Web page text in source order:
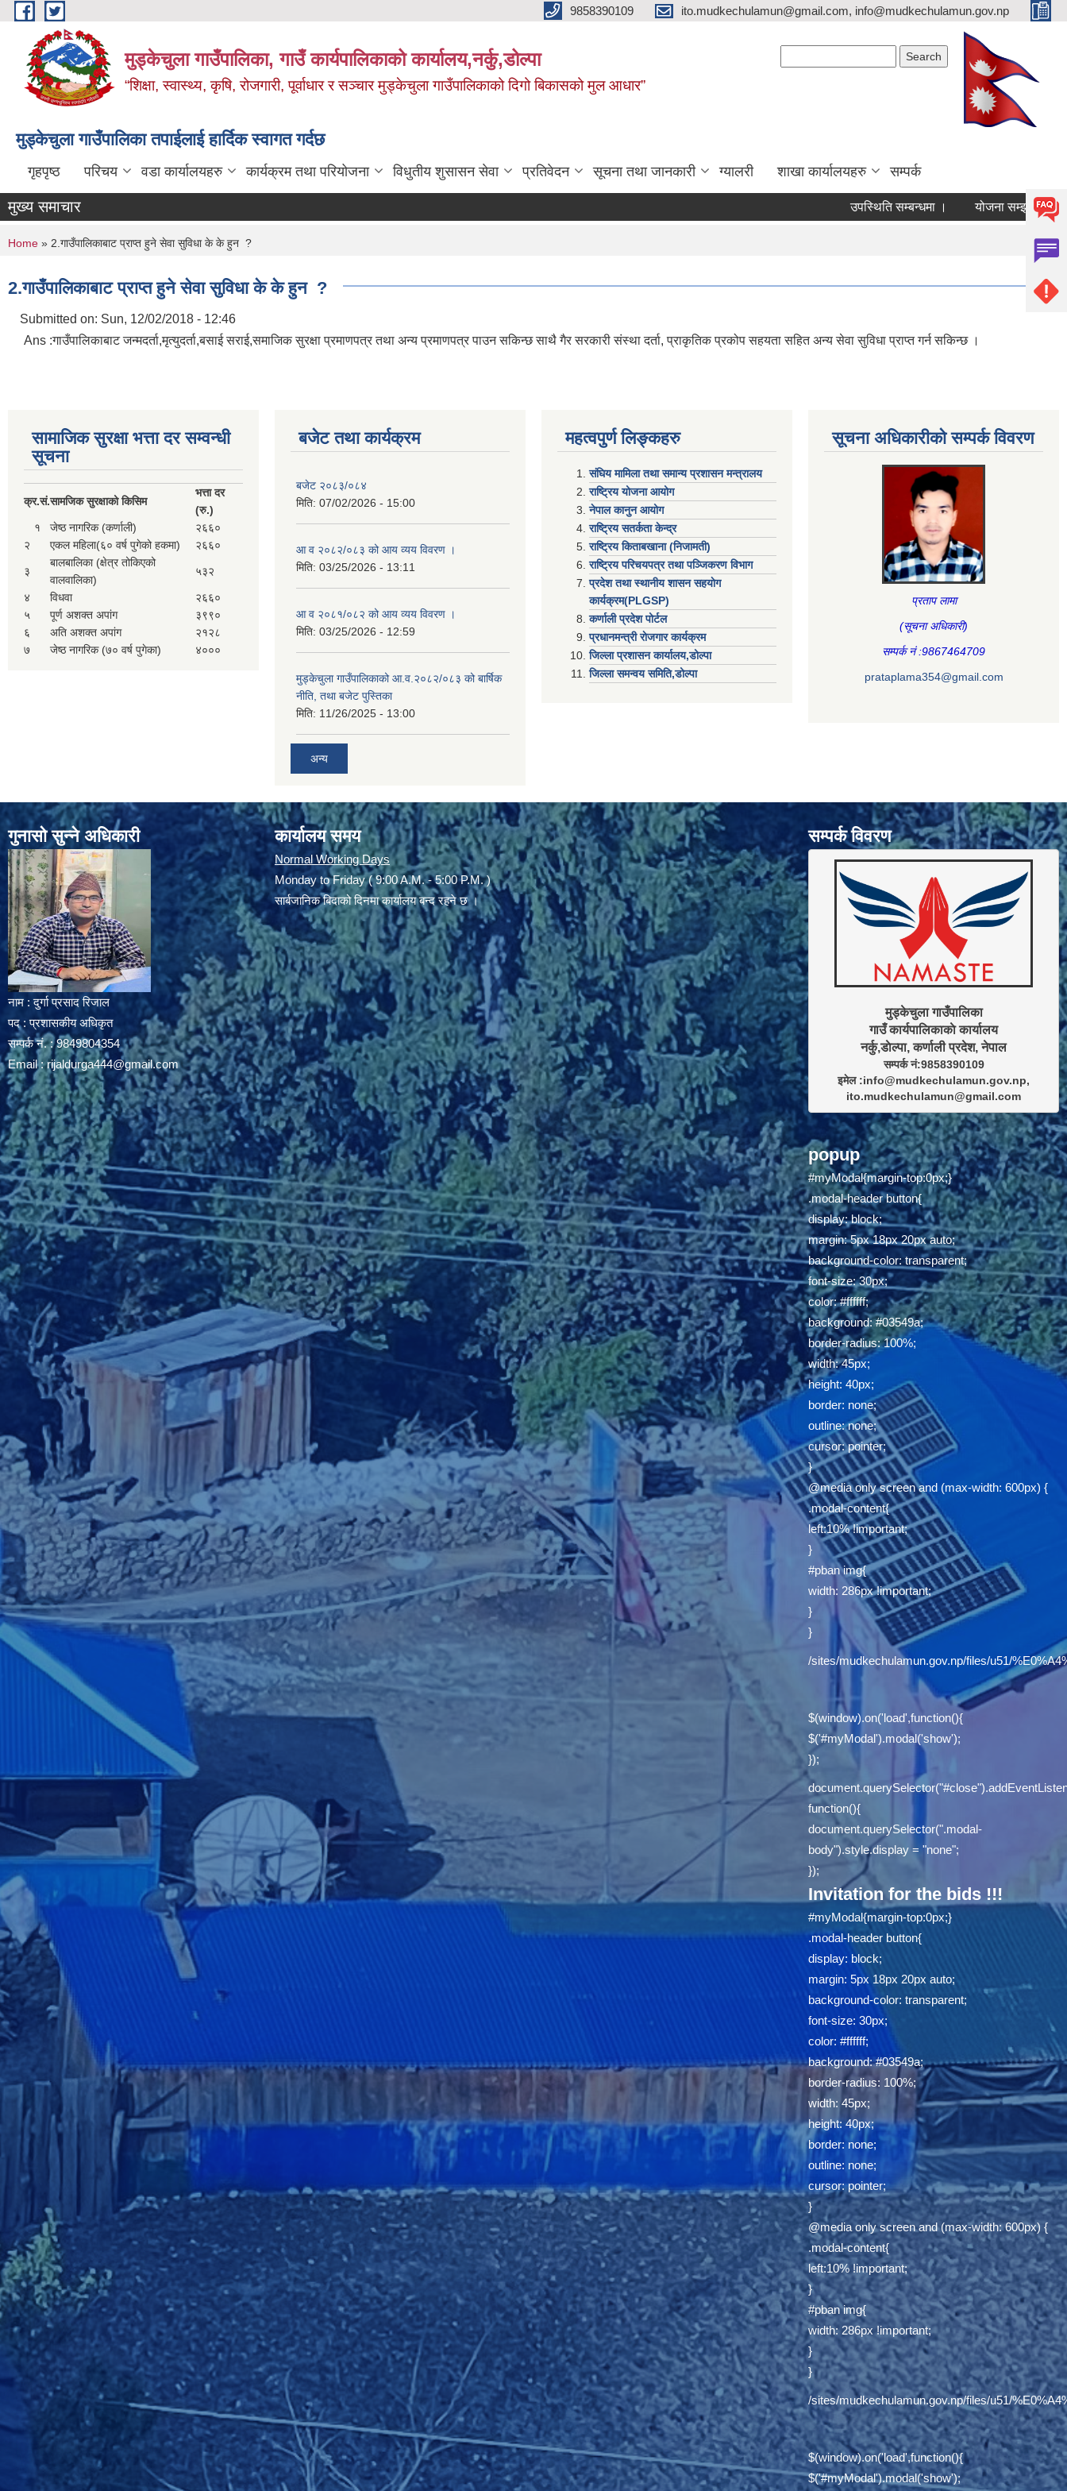
Skip to main content 9858390109 ito.mudkechulamun@gmail.com, info@mudkechulamun.gov.np
मुड्केचुला गाउँपालिका, गाउँ कार्यपालिकाको कार्यालय,नर्कु,डोल्पा
“शिक्षा, स्वास्थ्य, कृषि, रोजगारी, पूर्वाधार र सञ्चार मुड्केचुला गाउँपालिकाको दिगो बिकासको मुल आधार”
मुड्केचुला गाउँपालिका तपाईलाई हार्दिक स्वागत गर्दछ
गृहपृष्ठ परिचय वडा कार्यालयहरु कार्यक्रम तथा परियोजना विधुतीय शुसासन सेवा प्रतिवेदन सूचना तथा जानकारी ग्यालरी शाखा कार्यालयहरु सम्पर्क
मुख्य समाचार उपस्थिति सम्बन्धमा । योजना सम्झौता सम्बन्धी जरुरी
You are here
Home » 2.गाउँपालिकाबाट प्राप्त हुने सेवा सुविधा के के हुन ?
2.गाउँपालिकाबाट प्राप्त हुने सेवा सुविधा के के हुन ?
Submitted on: Sun, 12/02/2018 - 12:46
Ans :गाउँपालिकाबाट जन्मदर्ता,मृत्युदर्ता,बसाई सराई,समाजिक सुरक्षा प्रमाणपत्र तथा अन्य प्रमाणपत्र पाउन सकिन्छ साथै गैर सरकारी संस्था दर्ता, प्राकृतिक प्रकोप सहयता सहित अन्य सेवा सुविधा प्राप्त गर्न सकिन्छ ।
सामाजिक सुरक्षा भत्ता दर सम्वन्धी
सूचना
क्र.सं.सामजिक सुरक्षाको किसिम
भत्ता दर
(रु.)
१
जेष्ठ नागरिक (कर्णाली)
२६६०
२
एकल महिला(६० वर्ष पुगेको हकमा) २६६०
३
बालबालिका (क्षेत्र तोकिएको
वालवालिका)
५३२
४ विधवा
२६६०
५
पूर्ण अशक्त अपांग
३९९०
६
अति अशक्त अपांग
२१२८
७
जेष्ठ नागरिक (७० वर्ष पुगेका) ४०००
बजेट तथा कार्यक्रम
बजेट २०८३/०८४
मिति: 07/02/2026 - 15:00
आ व २०८२/०८३ को आय व्यय विवरण ।
मिति: 03/25/2026 - 13:11
आ व २०८१/०८२ को आय व्यय विवरण ।
मिति: 03/25/2026 - 12:59
मुड्केचुला गाउँपालिकाको आ.व.२०८२/०८३ को बार्षिक
नीति, तथा बजेट पुस्तिका
मिति: 11/26/2025 - 13:00
अन्य
महत्वपुर्ण लिङ्कहरु
संघिय मामिला तथा समान्य प्रशासन मन्त्रालय
राष्ट्रिय योजना आयोग
नेपाल कानुन आयोग
राष्ट्रिय सतर्कता केन्द्र
राष्ट्रिय किताबखाना (निजामती)
राष्ट्रिय परिचयपत्र तथा पञ्जिकरण विभाग
प्रदेश तथा स्थानीय शासन सहयाेग
कार्यक्रम(PLGSP)
कर्णाली प्रदेश पोर्टल
प्रधानमन्त्री राेजगार कार्यक्रम
जिल्ला प्रशासन कार्यालय,डोल्पा
जिल्ला समन्वय समिति,डोल्प
सूचना अधिकारीकाे सम्पर्क विवरण
प्रताप लामा
(सूचना अधिकारी)
सम्पर्क नं :9867464709
prataplama354@gmail.com
गुनासो सुन्ने अधिकारी
नाम : दुर्गा प्रसाद रिजाल
पद : प्रशासकीय अधिकृत
सम्पर्क नं. : 9849804354
Email :rijaldurga444@gmail.com
कार्यालय समय
Normal Working Days
Monday to Friday ( 9:00 A.M. - 5:00 P.M. )
सार्बजानिक बिदाको दिनमा कार्यालय बन्द रहने छ ।
सम्पर्क विवरण
मुड्केचुला गाउँपालिका
गाउँ कार्यपालिकाकाे कार्यालय
सम्पर्क नं:9858390109
इमेल :info@mudkechulamun.gov.np,
ito.mudkechulamun@gmail.com
popup
#myModal{margin-top:0px;}
.modal-header button{
display: block;
margin: 5px 18px 20px auto;
background-color: transparent;
font-size: 30px;
color: #ffffff;
background: #03549a;
border-radius: 100%;
width: 45px;
height: 40px;
border: none;
outline: none;
cursor: pointer;
}
@media only screen and (max-width: 600px) {
.modal-content{
left:10% !important;
}
#pban img{
width: 286px !important;
}
}
/sites/mudkechulamun.gov.np/files/u51/
$(window).on('load',function(){
$('#myModal').modal('show');
});
function(){
document.querySelector(".modal-
body").style.display = "none";
});
Invitation for the bids !!!
#myModal{margin-top:0px;}
.modal-header button{
display: block;
margin: 5px 18px 20px auto;
background-color: transparent;
font-size: 30px;
color: #ffffff;
background: #03549a;
border-radius: 100%;
width: 45px;
height: 40px;
border: none;
outline: none;
cursor: pointer;
}
@media only screen and (max-width: 600px) {
.modal-content{
left:10% !important;
}
#pban img{
width: 286px !important;
}
}
/sites/mudkechulamun.gov.np/files/u51/
$(window).on('load',function(){
$('#myModal').modal('show');